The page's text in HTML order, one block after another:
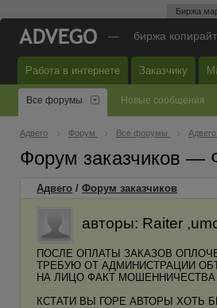
Биржа
— биржа
Работа в интернете Заказчику
Все форумы Новые сообщения
Адвего Форум Все форумы Адвего
Форум заказчиков —
Адвего / Форум заказчиков
авторы: Raiter
ПОСЛЕ ОПЛАТЫ ЗАКАЗОВ
ТРЕБУЮ ОТ АДМИНИСТРАЦИИ
НА ЛИЦО ФАКТ
КСТАТИ ВЫ ГОРЕ АВТОРЫ ХОТЬ